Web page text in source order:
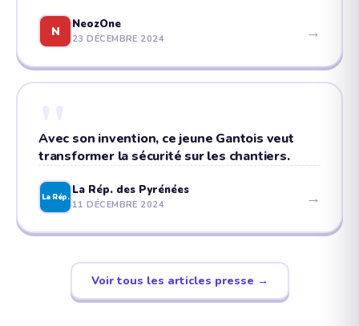
N NeozOne
23 DÉCEMBRE 2024 →
"
Avec son invention, ce jeune Gantois veut
transformer la sécurité sur les chantiers.
La Rép.
La Rép. des Pyrénées
11 DÉCEMBRE 2024 →
Voir tous les articles presse →